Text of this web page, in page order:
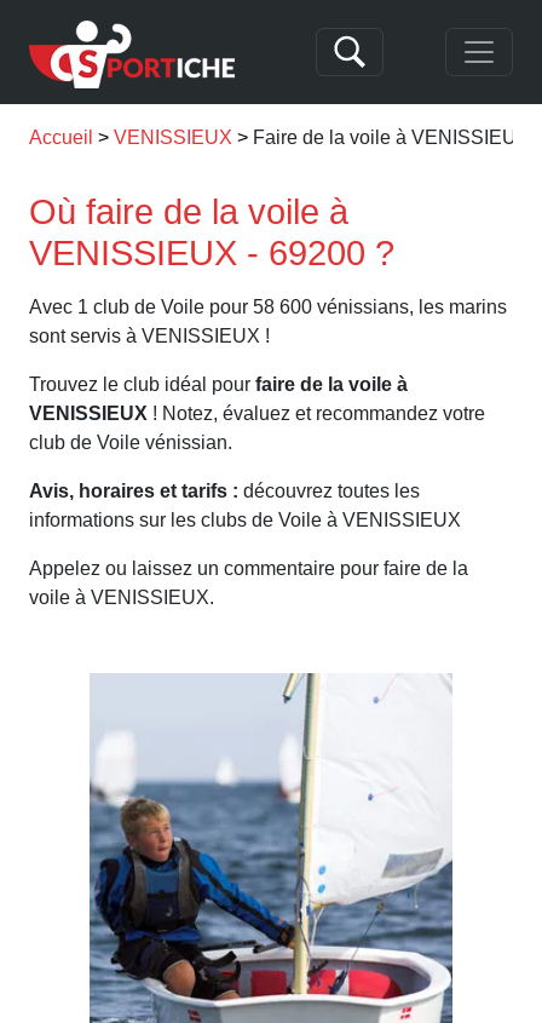
Accueil VENISSIEUX Faire de la voile à VENISSIEUX
Où faire de la voile à
VENISSIEUX - 69200 ?
Avec 1 club de Voile pour 58 600 vénissians, les marins
sont servis à VENISSIEUX !
Trouvez le club idéal pour faire de la voile à
VENISSIEUX ! Notez, évaluez et recommandez votre
club de Voile vénissian.
Avis, horaires et tarifs : découvrez toutes les
informations sur les clubs de Voile à VENISSIEUX
Appelez ou laissez un commentaire pour faire de la
voile à VENISSIEUX.